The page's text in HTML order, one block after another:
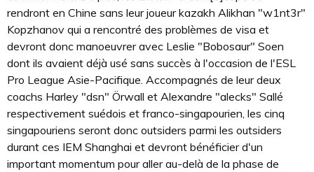
rendront en Chine sans leur joueur kazakh Alikhan "w1nt3r"
Kopzhanov qui a rencontré des problèmes de visa et
devront donc manoeuvrer avec Leslie "Bobosaur" Soen
dont ils avaient déjà usé sans succès à l'occasion de l'ESL
Pro League Asie-Pacifique. Accompagnés de leur deux
coachs Harley "dsn" Örwall et Alexandre "alecks" Sallé
respectivement suédois et franco-singapourien, les cinq
singapouriens seront donc outsiders parmi les outsiders
durant ces IEM Shanghai et devront bénéficier d'un
important momentum pour aller au-delà de la phase de